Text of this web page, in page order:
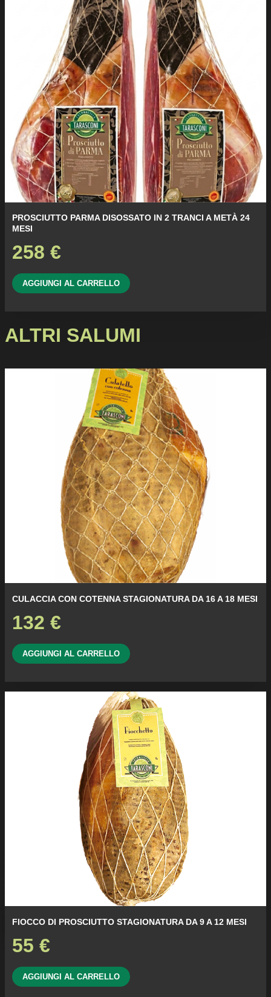
PROSCIUTTO PARMA DISOSSATO IN 2 TRANCI A METÀ 24
MESI
258 €
AGGIUNGI AL CARRELLO
ALTRI SALUMI
CULACCIA CON COTENNA STAGIONATURA DA 16 A 18 MESI
132 €
AGGIUNGI AL CARRELLO
FIOCCO DI PROSCIUTTO STAGIONATURA DA 9 A 12 MESI
55 €
AGGIUNGI AL CARRELLO